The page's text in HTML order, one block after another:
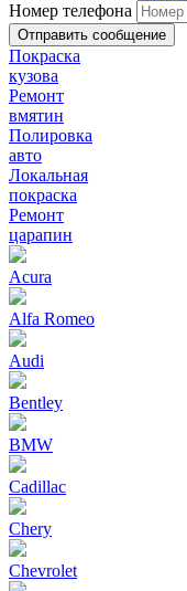
Номер телефона
Покраска
кузова
Ремонт
вмятин
Полировка
авто
Локальная
покраска
Ремонт
царапин
Acura
Alfa Romeo
Audi
Bentley
BMW
Cadillac
Chery
Chevrolet